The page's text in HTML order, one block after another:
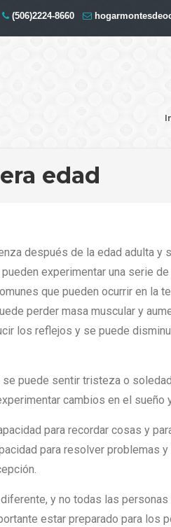
(506)2224-8660
edad
después de la edad adulta y
experimentar una serie
que pueden ocurrir en la
perder masa muscular y
los reflejos y se puede
puede sentir tristeza o
cambios en el sueño
para recordar cosas y
para resolver problemas
y no todas las personas
estar preparado para los